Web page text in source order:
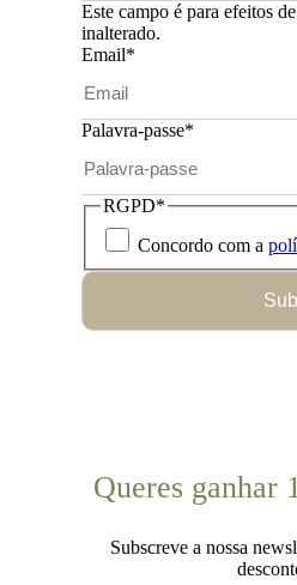
Este campo é para efeitos
inalterado.
Email*
Palavra-passe*
RGPD*
Concordo com a
Queres ganhar
Subscreve a nossa